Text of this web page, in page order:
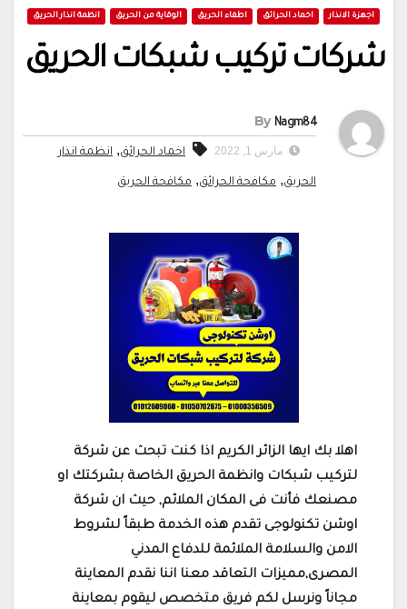
اجهزة الانذار اخماد الحرائق اطفاء الحريق الوقاية من الحريق انظمة انذار الحريق
شركات تركيب شبكات الحريق
By Nagm84
مارس 1, 2022 اخماد الحرائق, انظمة انذار
الحريق, مكافحة الحرائق, مكافحة الحريق
اهلا بك ايها الزائر الكريم اذا كنت تبحث عن شركة
لتركيب شبكات وانظمة الحريق الخاصة بشركتك او
مصنعك فأنت فى المكان الملائم, حيث ان شركة
اوشن تكنولوجى تقدم هذه الخدمة طبقاً لشروط
الامن والسلامة الملائمة للدفاع المدني
المصرى,مميزات التعاقد معنا اننا نقدم المعاينة
مجاناً ونرسل لكم فريق متخصص ليقوم بمعاينة